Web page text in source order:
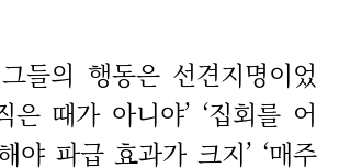
들의 행동은 선견지명이었
은 때가 아니야’ ‘집회를 어
야 파급 효과가 크지’ ‘매주